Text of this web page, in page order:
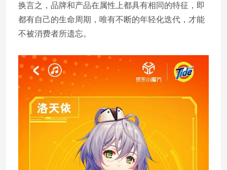
换言之，品牌和产品在属性上都具有相同的特征，即
都有自己的生命周期，唯有不断的年轻化迭代，才能
不被消费者所遗忘。